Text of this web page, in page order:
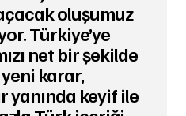
oluşumuz
Türkiye’ye
net bir şekilde
karar,
yanında keyif ile